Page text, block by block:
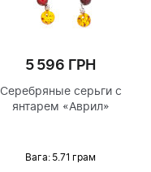
5 596 ГРН
Серебряные серьги с
янтарем «Аврил»
Вага: 5.71 грам